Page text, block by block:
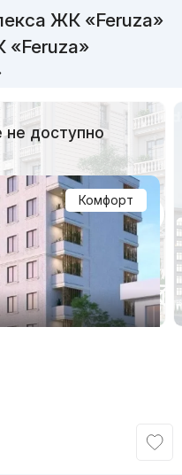
ЖК «Feruza»
«Feruza»
доступно
Комфорт
1/7